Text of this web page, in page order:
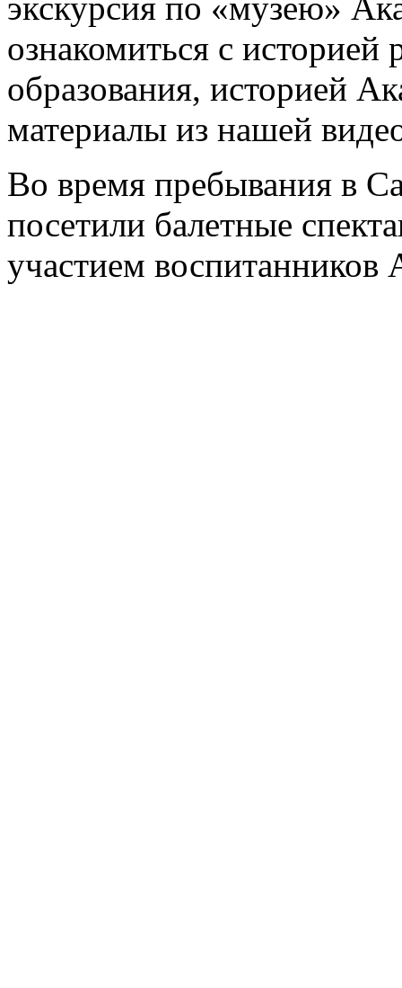
ознакомиться с историей
образования, историей
материалы из нашей
Во время пребывания в
посетили балетные
участием воспитанников